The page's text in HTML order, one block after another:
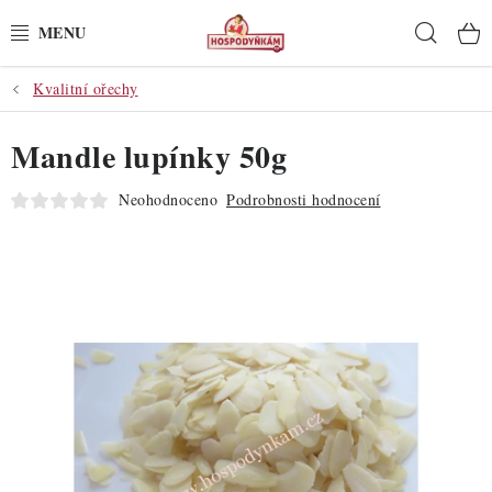
na
POTŘEBY
POMŮCKY
SUROVINY
POCHUTINY
Kvalitní ořechy
Mandle lupínky 50g
Neohodnoceno Podrobnosti hodnocení